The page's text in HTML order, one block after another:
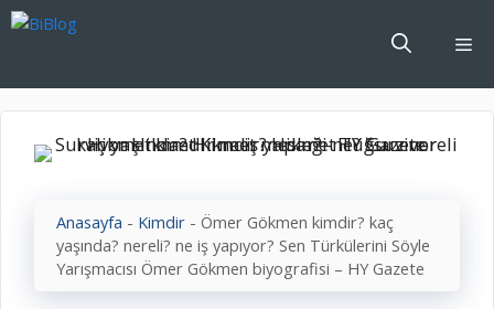
İçeriğe
Anasayfa - Kimdir - Ömer Gökmen kimdir? kaç
yaşında? nereli? ne iş yapıyor? Sen Türkülerini Söyle
Yarışmacısı Ömer Gökmen biyografisi – HY Gazete